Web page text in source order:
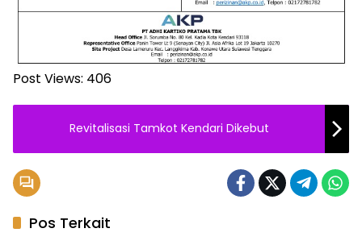
Post Views: 406
Revitalisasi Tamkot Kendari Dikebut
Pos Terkait